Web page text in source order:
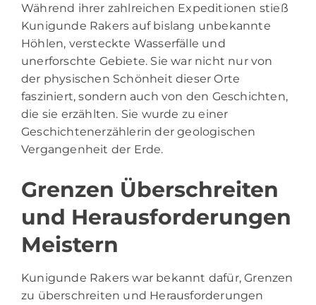
Während ihrer zahlreichen Expeditionen stieß
Kunigunde Rakers auf bislang unbekannte
Höhlen, versteckte Wasserfälle und
unerforschte Gebiete. Sie war nicht nur von
der physischen Schönheit dieser Orte
fasziniert, sondern auch von den Geschichten,
die sie erzählten. Sie wurde zu einer
Geschichtenerzählerin der geologischen
Vergangenheit der Erde.
Grenzen Überschreiten
und Herausforderungen
Meistern
Kunigunde Rakers war bekannt dafür, Grenzen
zu überschreiten und Herausforderungen